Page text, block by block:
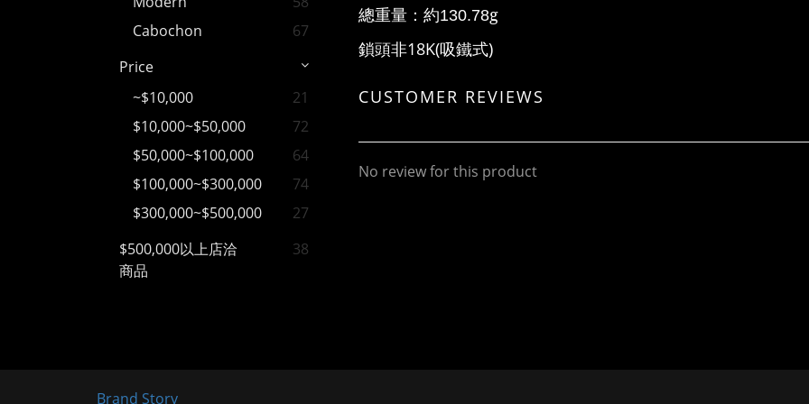
Cabochon
67
Price
~$10,000
21
$10,000~$50,000
72
$50,000~$100,000
64
$100,000~$300,000
74
$300,000~$500,000
27
$500,000以上店洽
商品
38
總重量： 約130.78g
鎖頭非18K(吸鐵式)
CUSTOMER REVIEWS
No review for this product
Brand Story